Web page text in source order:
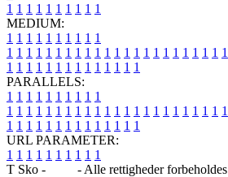
1 1 1 1 1 1 1 1 1 1
MEDIUM:
1 1 1 1 1 1 1 1 1 1
1 1 1 1 1 1 1 1 1 1 1 1 1 1 1 1 1 1 1 1 1 1 1
1 1 1 1 1 1 1 1 1 1 1 1 1 1
PARALLELS:
1 1 1 1 1 1 1 1 1 1
1 1 1 1 1 1 1 1 1 1 1 1 1 1 1 1 1 1 1 1 1 1 1
1 1 1 1 1 1 1 1 1 1 1 1 1 1
URL PARAMETER:
1 1 1 1 1 1 1 1 1 1
T Sko -
- Alle rettigheder forbeholdes